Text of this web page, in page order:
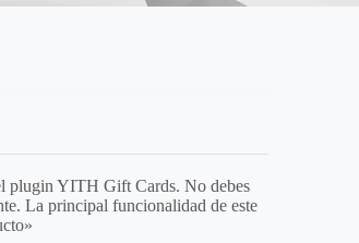
plugin YITH Gift Cards. No debes
La principal funcionalidad de este